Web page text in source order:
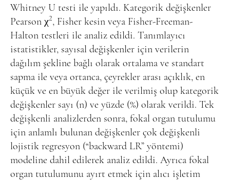
Whitney U testi ile yapıldı. Kategorik değişkenler
Pearson χ2, Fisher kesin veya Fisher-Freeman-
Halton testleri ile analiz edildi. Tanımlayıcı
istatistikler, sayısal değişkenler için verilerin
dağılım şekline bağlı olarak ortalama ve standart
sapma ile veya ortanca, çeyrekler arası açıklık, en
küçük ve en büyük değer ile verilmiş olup kategorik
değişkenler sayı (n) ve yüzde (%) olarak verildi. Tek
değişkenli analizlerden sonra, fokal organ tutulumu
için anlamlı bulunan değişkenler çok değişkenli
lojistik regresyon (“backward LR” yöntemi)
modeline dahil edilerek analiz edildi. Ayrıca fokal
organ tutulumunu ayırt etmek için alıcı işletim